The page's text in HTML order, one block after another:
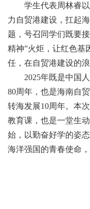
学生代表周林睿
力自贸港建设，扛起
题，号召同学们既要
精神”火炬，让红色基
任，在自贸港建设的
2025年既是中国
80周年，也是海南自
转海发展10周年。本
教育课，也是一堂生
始，以勤奋好学的姿
海洋强国的青春使命